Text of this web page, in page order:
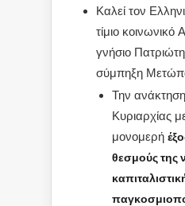
Καλεί τον
τίμιο κοινωνικό
γνήσιο
σύμπηξη
Την
Κυριαρχίας
μονομερή
θεσμούς της